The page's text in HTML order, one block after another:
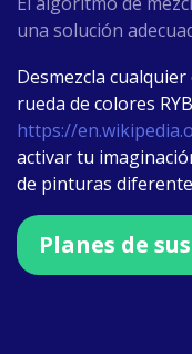
una solución
Desmezcla
rueda de colores RYB
https://
activar tu
de pinturas
Planes de